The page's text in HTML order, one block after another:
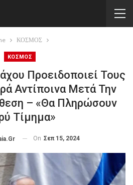
ΚΟΣΜΟΣ
ΚΟΣΜΟΣ
Προειδοποιεί Τους
Αντίποινα Μετά Την
– «Θα Πληρώσουν
Τίμημα»
On Σεπ 15, 2024